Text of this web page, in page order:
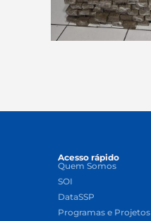
Acesso rápido
Quem Somos
SOI
DataSSP
Programas e Projetos